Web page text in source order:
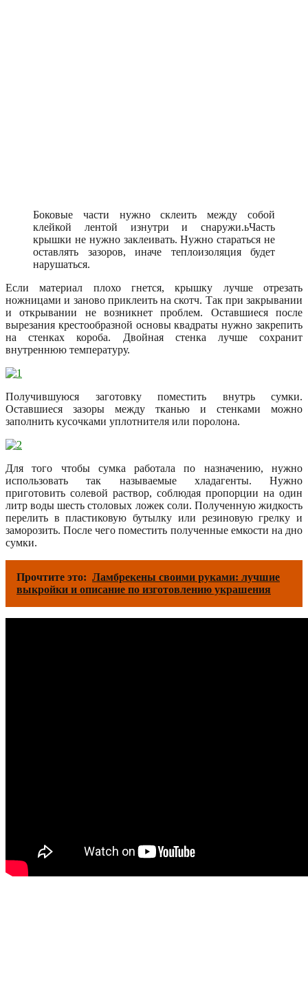
Боковые части нужно склеить между собой
клейкой лентой изнутри и снаружи.ьЧасть
крышки не нужно заклеивать. Нужно стараться не
оставлять зазоров, иначе теплоизоляция будет
нарушаться.
Если материал плохо гнется, крышку лучше отрезать
ножницами и заново приклеить на скотч. Так при закрывании
и открывании не возникнет проблем. Оставшиеся после
вырезания крестообразной основы квадраты нужно закрепить
на стенках короба. Двойная стенка лучше сохранит
внутреннюю температуру.
Получившуюся заготовку поместить внутрь сумки.
Оставшиеся зазоры между тканью и стенками можно
заполнить кусочками уплотнителя или поролона.
Для того чтобы сумка работала по назначению, нужно
использовать так называемые хладагенты. Нужно
приготовить солевой раствор, соблюдая пропорции на один
литр воды шесть столовых ложек соли. Полученную жидкость
перелить в пластиковую бутылку или резиновую грелку и
заморозить. После чего поместить полученные емкости на дно
сумки.
Прочтите это: Ламбрекены своими руками: лучшие
выкройки и описание по изготовлению украшения